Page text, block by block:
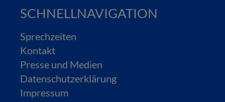
SCHNELLNAVIGATION
Sprechzeiten
Kontakt
Presse und Medien
Datenschutzerklärung
Impressum